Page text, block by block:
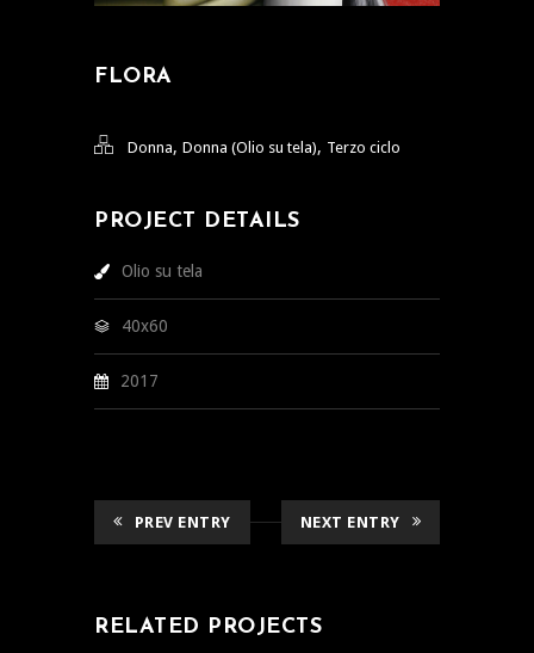
FLORA
Donna, Donna (Olio su tela), Terzo ciclo
PROJECT DETAILS
Olio su tela
40x60
2017
PREV ENTRY NEXT ENTRY
RELATED PROJECTS